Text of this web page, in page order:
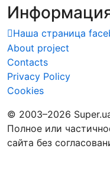
Наша страница
About project
Contacts
Privacy Policy
Cookies
© 2003–2026
Полное или
сайта без